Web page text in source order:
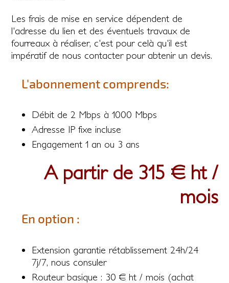
Les frais de mise en service dépendent de
l'adresse du lien et des éventuels travaux de
fourreaux à réaliser, c'est pour celà qu'il est
impératif de nous contacter pour abtenir un devis.
L'abonnement comprends:
Débit de 2 Mbps à 1000 Mbps
Adresse IP fixe incluse
Engagement 1 an ou 3 ans
A partir de 315 € ht /
mois
En option :
Extension garantie rétablissement 24h/24
7j/7, nous consuler
Routeur basique : 30 € ht / mois (achat